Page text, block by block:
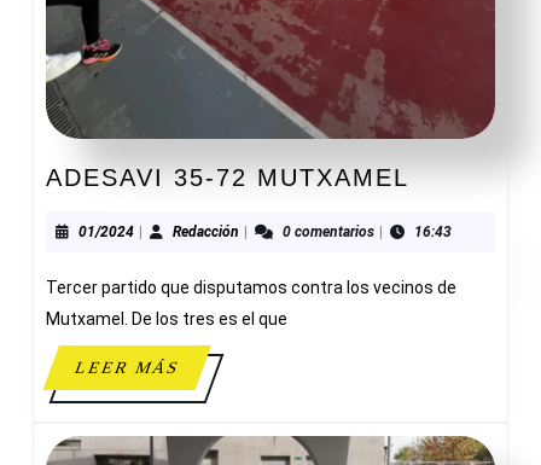
ADESAVI 35-72 MUTXAMEL
72
01/202401/2024Redacción Redacción0 comentarios 16:43
Tercer partido que disputamos contra los vecinos de
Mutxamel. De los tres es el que
LEER MÁSLEER
MÁS